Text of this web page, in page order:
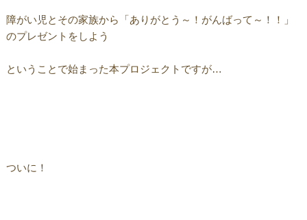
障がい児とその家族から「ありがとう～！がんばって～！！」
のプレゼントをしよう
ということで始まった本プロジェクトですが…
ついに！